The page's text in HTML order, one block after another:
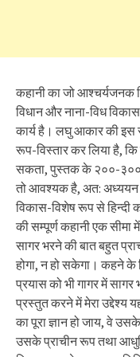
कहानी का जो आश्चर्यजनक
विधान और नाना-विध
कार्य है। लघु आकार की इस
रूप-विस्तार कर लिया है,
सकता, पुस्तक के २००-३००
तो आवश्यक है, अत: अध्ययन
विकास-विशेष रूप से हिन्दी
की सम्पूर्ण कहानी एक सीमा
सागर भरने की बात बहुत
होगा, न हो सकेगा। कहने
प्रयास को भी गागर में
प्रस्तुत करने में मेरा उद्देश्य
का पूरा ज्ञान हो जाय, वे
उसके प्राचीन रूप तथा